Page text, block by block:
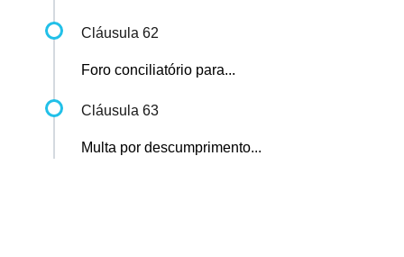
Cláusula 62
Foro conciliatório para...
Cláusula 63
Multa por descumprimento...